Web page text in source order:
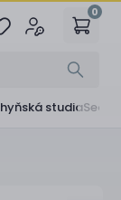
0
studia